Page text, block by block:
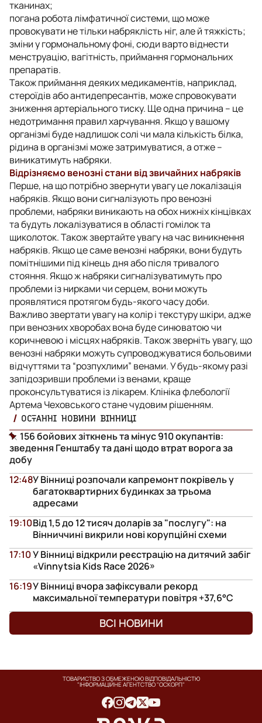
тканинах;
погана робота лімфатичної системи, що може
провокувати не тільки набряклість ніг, але й тяжкість;
зміни у гормональному фоні, сюди варто віднести
менструацію, вагітність, приймання гормональних
препаратів.
Також приймання деяких медикаментів, наприклад,
стероїдів або антидепресантів, може спровокувати
зниження артеріального тиску. Ще одна причина – це
недотримання правил харчування. Якщо у вашому
організмі буде надлишок солі чи мала кількість білка,
рідина в організмі може затримуватися, а отже –
виникатимуть набряки.
Відрізняємо венозні стани від звичайних набряків
Перше, на що потрібно звернути увагу це локалізація
набряків. Якщо вони сигналізують про венозні
проблеми, набряки виникають на обох нижніх кінцівках
та будуть локалізуватися в області гомілок та
щиколоток. Також звертайте увагу на час виникнення
набряків. Якщо це саме венозні набряки, вони будуть
помітнішими під кінець дня або після тривалого
стояння. Якщо ж набряки сигналізуватимуть про
проблеми із нирками чи серцем, вони можуть
проявлятися протягом будь-якого часу доби.
Важливо звертати увагу на колір і текстуру шкіри, адже
при венозних хворобах вона буде синюватою чи
коричневою і місцях набряків. Також зверніть увагу, що
венозні набряки можуть супроводжуватися больовими
відчуттями та “розпухлими” венами. У будь-якому разі
запідозривши проблеми із венами, краще
проконсультуватися із лікарем. Клініка флебології
Артема Чеховського стане чудовим рішенням.
ОСТАННІ НОВИНИ ВІННИЦІ
156 бойових зіткнень та мінус 910 окупантів:
зведення Генштабу та дані щодо втрат ворога за
добу
У Вінниці розпочали капремонт покрівель у
багатоквартирних будинках за трьома
адресами
12:48
Від 1,5 до 12 тисяч доларів за "послугу": на
Вінниччині викрили нові корупційні схеми
19:10
У Вінниці відкрили реєстрацію на дитячий забіг
«Vinnytsia Kids Race 2026»
17:10
У Вінниці вчора зафіксували рекорд
максимальної температури повітря +37,6°С
16:19
ВСІ НОВИНИ
ТОВАРИСТВО З ОБМЕЖЕНОЮ ВІДПОВІДАЛЬНІСТЮ
"ІНФОРМАЦІЙНЕ АГЕНТСТВО "ОСКОРП"